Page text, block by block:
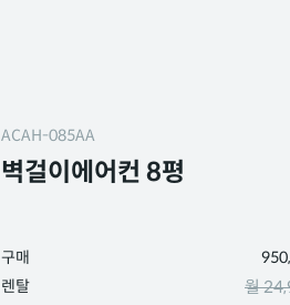
ACAH-085AA
벽걸이에어컨 8평
구매
렌탈
월